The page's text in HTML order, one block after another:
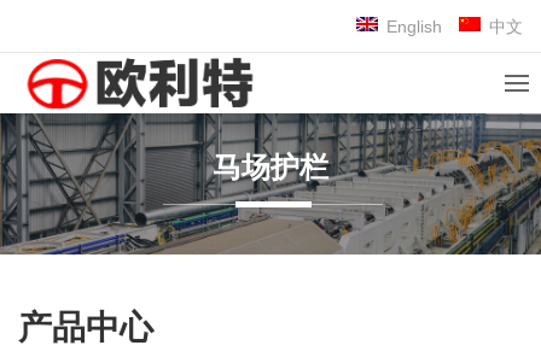
English 中文
马场护栏
产品中心